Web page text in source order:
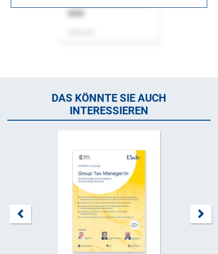
DAS KÖNNTE SIE AUCH
INTERESSIEREN